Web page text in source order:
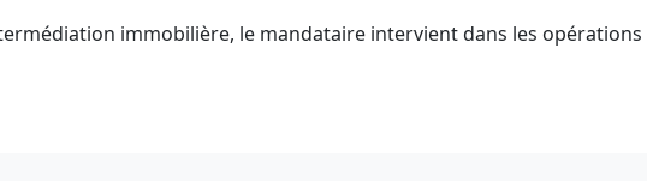
immobilière, le mandataire intervient dans les